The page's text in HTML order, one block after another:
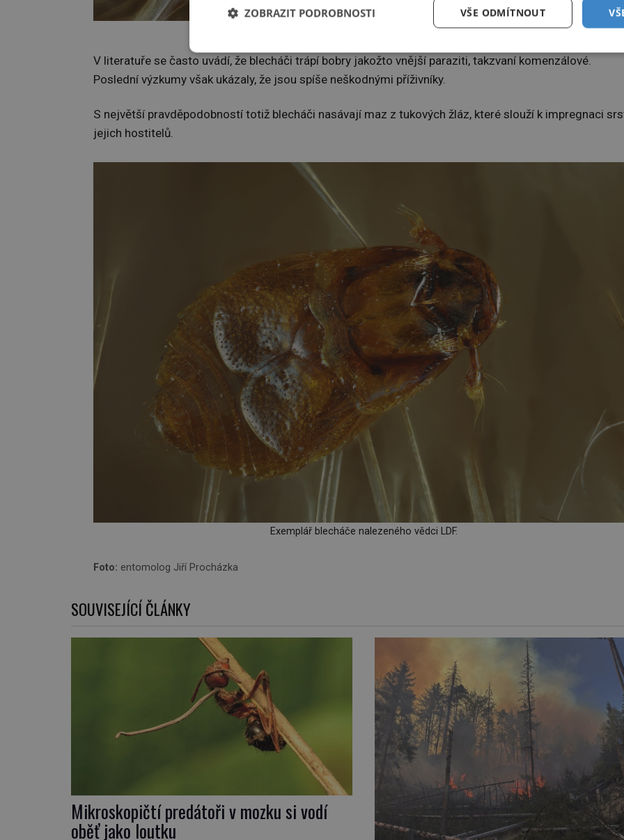
Exemplář blecháče nalezeného vědci LDF.
V literatuře se často uvádí, že blecháči trápí bobry jakožto vnější paraziti, takzvaní komenzálové.
Poslední výzkumy však ukázaly, že jsou spíše neškodnými příživníky.
S největší pravděpodobností totiž blecháči nasávají maz z tukových žláz, které slouží k impregnaci
jejich hostitelů.
Exemplář blecháče nalezeného vědci LDF.
Foto: entomolog Jiří Procházka
SOUVISEJÍCÍ ČLÁNKY
Mikroskopičtí predátoři v mozku si vodí
oběť jako loutku
VŠE ODMÍTNOUT
ZOBRAZIT PODROBNOSTI